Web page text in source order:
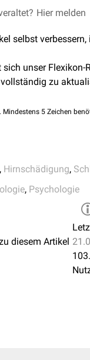
kommen.
,
Hier melden
selbst
unser
zu
Mindestens 5 Zeichen
, Hirnschädigung,
, Psychologie
diesem Artikel